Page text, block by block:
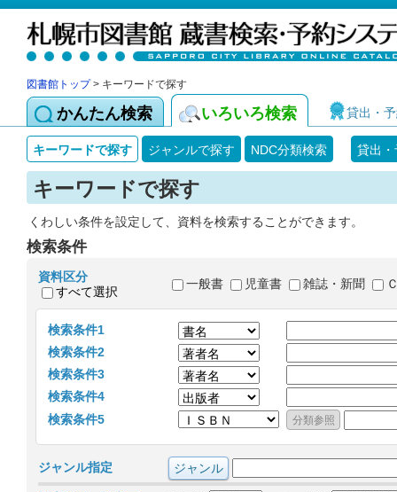
図書館トップ> キーワードで探す
かんたん検索 いろいろ検索 貸出・
キーワードで探す ジャンルで探す NDC分類検索 貸出
キーワードで探す
くわしい条件を設定して、資料を検索することができます。
検索条件
資料区分
すべて選択
一般書 児童書 雑誌・新聞
検索条件1
検索条件2
検索条件3
検索条件4
検索条件5
ジャンル指定